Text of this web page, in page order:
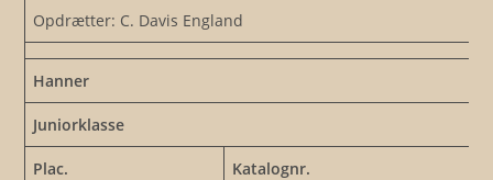
Opdrætter: C. Davis England
Hanner
Juniorklasse
Plac. Katalognr.